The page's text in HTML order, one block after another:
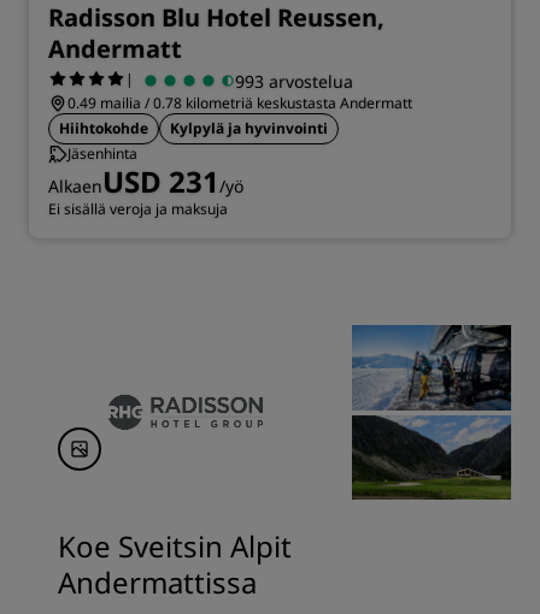
Radisson Blu Hotel Reussen,
Andermatt
| 993 arvostelua
0.49 mailia / 0.78 kilometriä keskustasta Andermatt
Hiihtokohde
Kylpylä ja hyvinvointi
Jäsenhinta
AlkaenUSD 231 /yö
Ei sisällä veroja ja maksuja
Koe Sveitsin Alpit
Andermattissa